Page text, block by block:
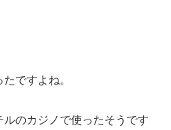
ですよね。
のカジノで使ったそうです